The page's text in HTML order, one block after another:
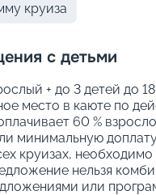
круиза
с детьми
+ до 3 детей до
место в каюте по
60 %
минимальную
круизах,
нельзя
или